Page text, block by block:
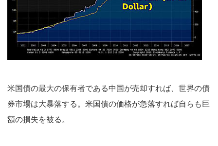
米国債の最大の保有者である中国が売却すれば、世界の債
券市場は大暴落する。米国債の価格が急落すれば自らも巨
額の損失を被る。